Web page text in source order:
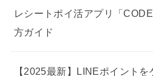
レシートポイ活アプリ「
方ガイド
【2025最新】LINEポイント